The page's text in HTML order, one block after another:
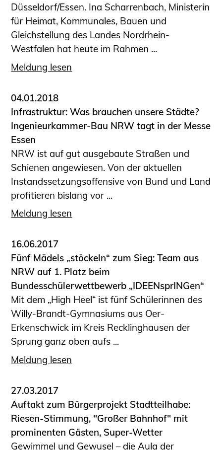
Düsseldorf/Essen. Ina Scharrenbach, Ministerin
für Heimat, Kommunales, Bauen und
Gleichstellung des Landes Nordrhein-
Westfalen hat heute im Rahmen ...
Meldung lesen
04.01.2018
Infrastruktur: Was brauchen unsere Städte?
Ingenieurkammer-Bau NRW tagt in der Messe
Essen
NRW ist auf gut ausgebaute Straßen und
Schienen angewiesen. Von der aktuellen
Instandssetzungsoffensive von Bund und Land
profitieren bislang vor ...
Meldung lesen
16.06.2017
Fünf Mädels „stöckeln“ zum Sieg: Team aus
NRW auf 1. Platz beim
Bundesschülerwettbewerb „IDEENsprINGen“
Mit dem „High Heel“ ist fünf Schülerinnen des
Willy-Brandt-Gymnasiums aus Oer-
Erkenschwick im Kreis Recklinghausen der
Sprung ganz oben aufs ...
Meldung lesen
27.03.2017
Auftakt zum Bürgerprojekt Stadtteilhabe:
Riesen-Stimmung, "Großer Bahnhof" mit
prominenten Gästen, Super-Wetter
Gewimmel und Gewusel – die Aula der